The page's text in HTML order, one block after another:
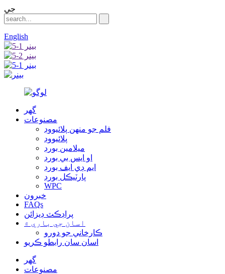
جي
English
گهر
مصنوعات
فلم جو منهن پلائيووڊ
پلائيووڊ
ميلامين بورڊ
او ايس بي بورڊ
ايم ڊي ايف بورڊ
پارٽيڪل بورڊ
WPC
خبرون
FAQs
پراڊڪٽ ڊيزائن
اسان جي باري ۾
ڪارخاني جو دورو
اسان سان رابطو ڪريو
گهر
مصنوعات